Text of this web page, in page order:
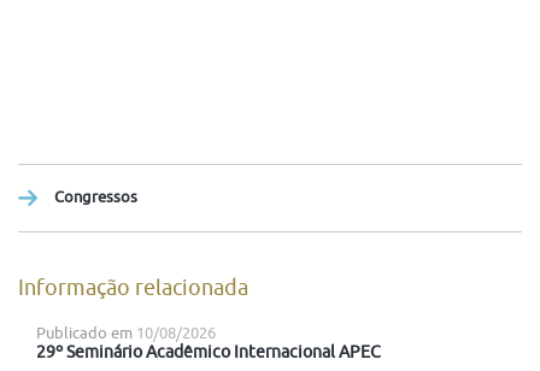
Congressos
Informação relacionada
Publicado em 10/08/2026
29º Seminário Acadêmico Internacional APEC